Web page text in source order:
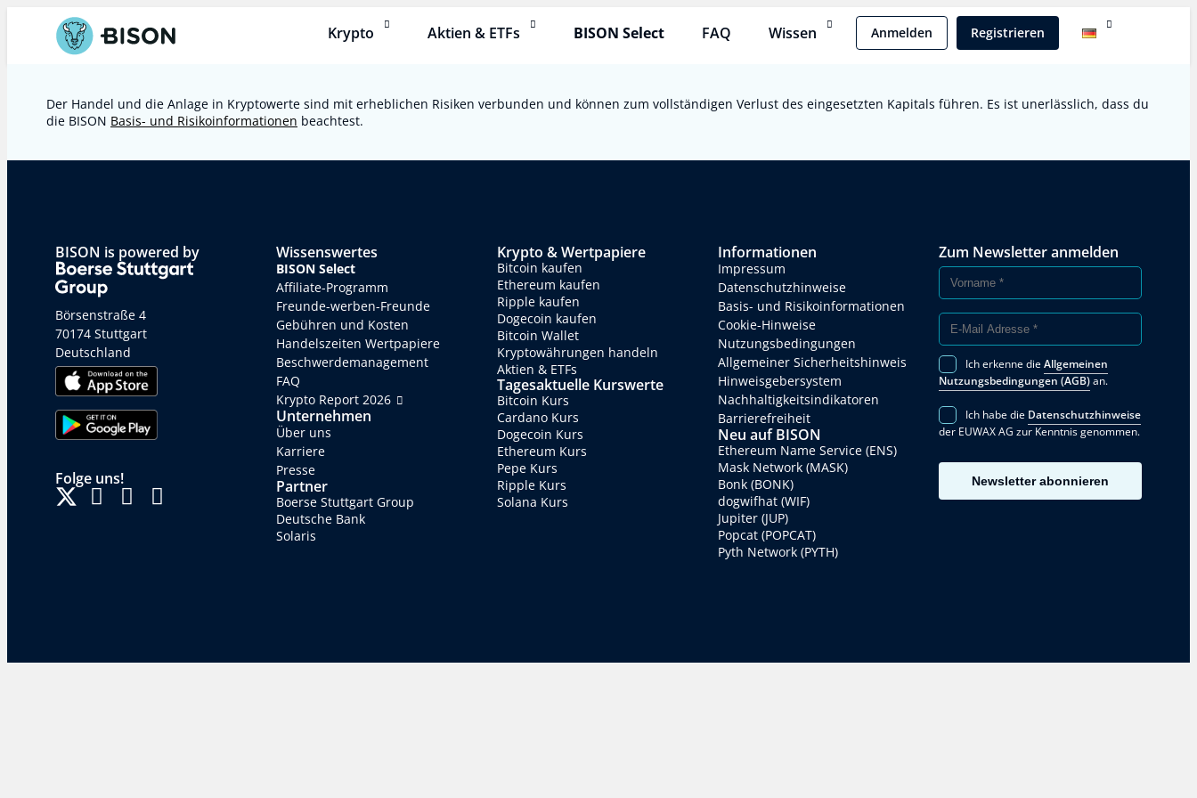
Krypto Aktien & ETFs BISON Select FAQ Wissen Anmelden Registrieren
Der Handel und die Anlage in Kryptowerte sind mit erheblichen Risiken verbunden und können zum vollständigen Verlust des eingesetzten Kapitals führen. Es ist unerlässlich, dass du
die BISON Basis- und Risikoinformationen beachtest.
BISON is powered by
Börsenstraße 4
70174 Stuttgart
Deutschland
Folge uns!
Wissenswertes
BISON Select
Affiliate-Programm
Freunde-werben-Freunde
Gebühren und Kosten
Handelszeiten Wertpapiere
Beschwerdemanagement
FAQ
Krypto Report 2026
Unternehmen
Über uns
Karriere
Presse
Partner
Boerse Stuttgart Group
Deutsche Bank
Solaris
Krypto & Wertpapiere
Bitcoin kaufen
Ethereum kaufen
Ripple kaufen
Dogecoin kaufen
Bitcoin Wallet
Kryptowährungen handeln
Aktien & ETFs
Tagesaktuelle Kurswerte
Bitcoin Kurs
Cardano Kurs
Dogecoin Kurs
Ethereum Kurs
Pepe Kurs
Ripple Kurs
Solana Kurs
Informationen
Impressum
Datenschutzhinweise
Basis- und Risikoinformationen
Cookie-Hinweise
Nutzungsbedingungen
Allgemeiner Sicherheitshinweis
Hinweisgebersystem
Nachhaltigkeitsindikatoren
Barrierefreiheit
Neu auf BISON
Ethereum Name Service (ENS)
Mask Network (MASK)
Bonk (BONK)
dogwifhat (WIF)
Jupiter (JUP)
Popcat (POPCAT)
Pyth Network (PYTH)
Zum Newsletter anmelden
Ich erkenne dieAllgemeinen
Nutzungsbedingungen (AGB)an.
Ich habe die Datenschutzhinweise
der EUWAX AG zur Kenntnis genommen.
Newsletter abonnieren